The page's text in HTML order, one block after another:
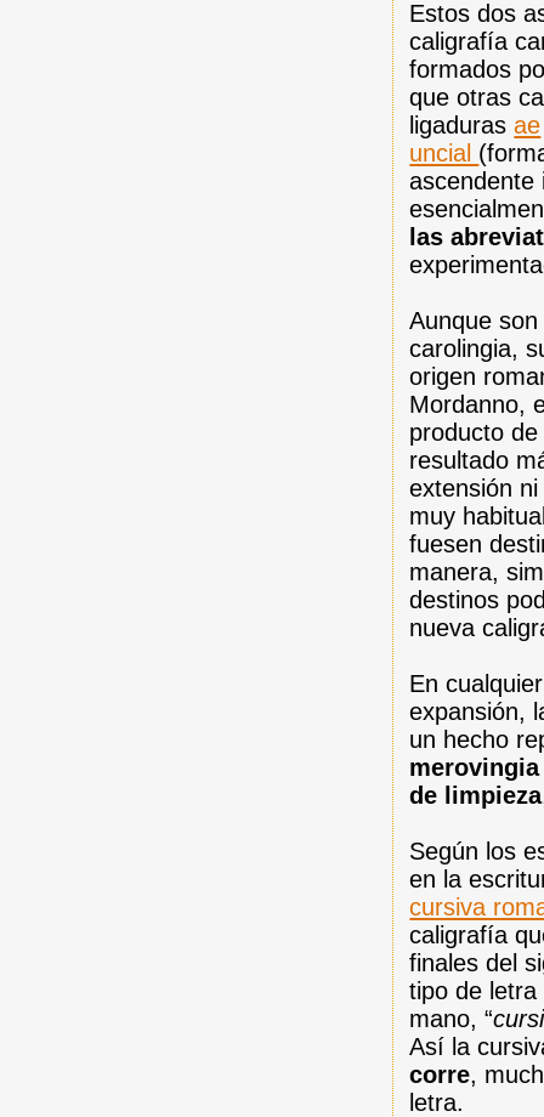
Estos dos
caligrafía
formados
que otras
ligadurasae
uncial
ascendente
las
Aunque
carolingia,
origen
Mordanno,
producto
resultado
extensión
muy
fuesen
manera,
destinos
nueva
En
expansión,
un hecho
de limpieza
Según los
en la
cursiva
caligrafía
finales del
tipo de
mano, “
Así la
corre,
letra.